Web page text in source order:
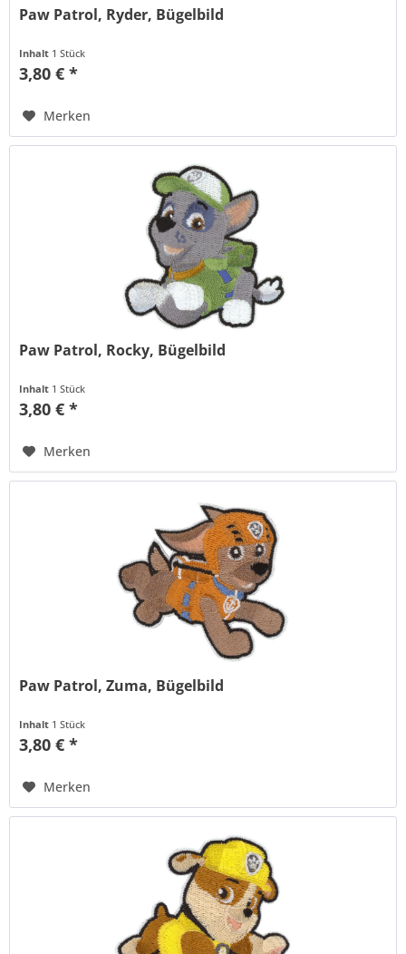
Paw Patrol, Ryder, Bügelbild
Inhalt 1 Stück
3,80 € *
Merken
Paw Patrol, Rocky, Bügelbild
Inhalt 1 Stück
3,80 € *
Merken
Paw Patrol, Zuma, Bügelbild
Inhalt 1 Stück
3,80 € *
Merken